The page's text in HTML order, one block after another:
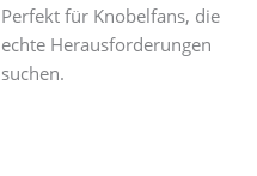
Perfekt für Knobelfans, die
echte Herausforderungen
suchen.